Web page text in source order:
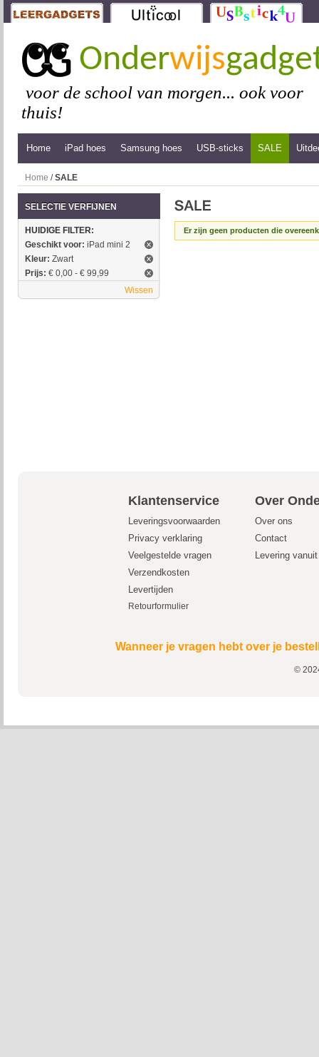
Onderwijs
voor de school van morgen... ook voor
thuis!
Home iPad hoes Samsung hoes USB-sticks SALE
Home /SALE
Er zijn geen producten die
SELECTIE VERFIJNEN
HUIDIGE FILTER:
Geschikt voor: iPad mini 2
Kleur: Zwart
Prijs: € 0,00 - € 99,99
Wissen
Klantenservice Over
Leveringsvoorwaarden
Over ons
Privacy verklaring
Contact
Veelgestelde vragen
Levering
Verzendkosten
Levertijden
Retourformulier
Wanneer je vragen hebt over je
©